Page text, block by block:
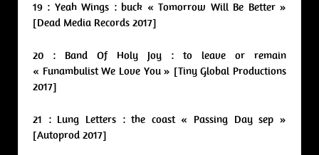
19 : Yeah Wings : buck « Tomorrow Will Be Better »
[Dead Media Records 2017]
20 : Band Of Holy Joy : to leave or remain
« Funambulist We Love You » [Tiny Global Productions
2017]
21 : Lung Letters : the coast « Passing Day sep »
[Autoprod 2017]